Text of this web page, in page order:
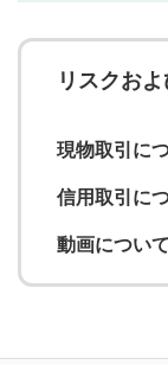
に関する著作
用者が投稿
ることがあり
リスクお
現物取引に
信用取引に
動画について